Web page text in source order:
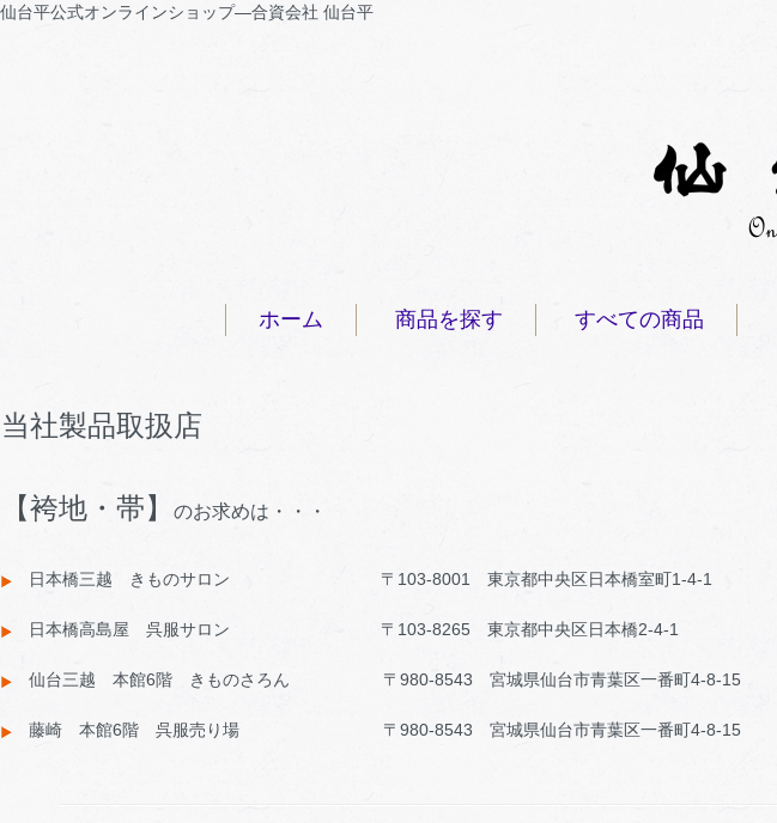
仙台平公式オンラインショップ―合資会社 仙台平
ホーム 商品を探す すべての商品
当社製品取扱店
【袴地・帯】 のお求めは・・・
日本橋三越 きものサロン 〒103-8001 東京都中央区日本橋室町1-4-1
日本橋高島屋 呉服サロン 〒103-8265 東京都中央区日本橋2-4-1
仙台三越 本館6階 きものさろん 〒980-8543 宮城県仙台市青葉区一番町4-8-15
藤崎 本館6階 呉服売り場 〒980-8543 宮城県仙台市青葉区一番町4-8-15